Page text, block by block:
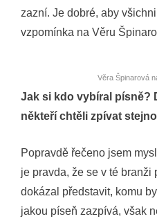
zazní. Je dobré, aby
vzpomínka na Věru
Věra Špinarová
Jak si kdo vybíral písně?
někteří chtěli zpívat
Popravdě řečeno jsem
je pravda, že se v té
dokázal představit, komu
jakou píseň zazpívá, však